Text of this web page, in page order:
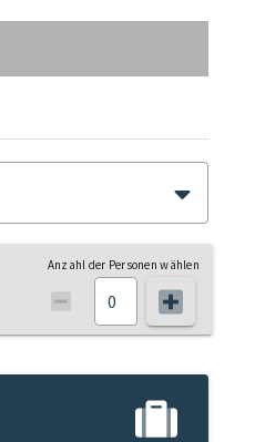
Anzahl der Personen wählen